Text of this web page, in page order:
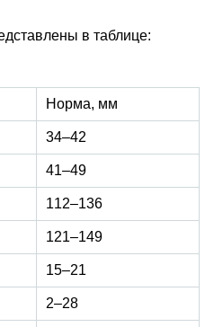
в таблице:
Норма, мм
34–42
41–49
112–136
121–149
15–21
2–28